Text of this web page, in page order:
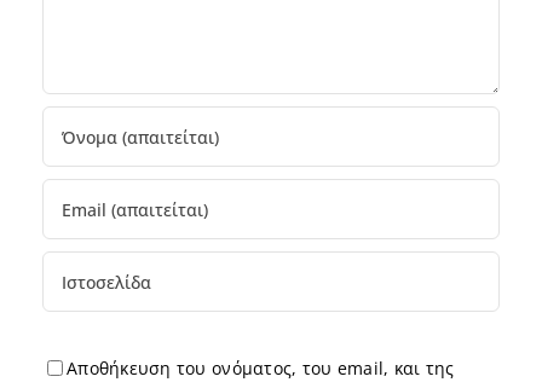
Αποθήκευση του ονόματος, του email, και της